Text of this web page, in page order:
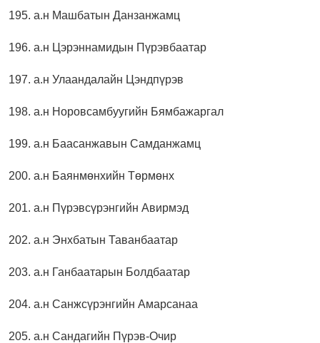
195. а.н Машбатын Данзанжамц
196. а.н Цэрэннамидын Пүрэвбаатар
197. а.н Улаандалайн Цэндпүрэв
198. а.н Норовсамбуугийн Бямбажаргал
199. а.н Баасанжавын Самданжамц
200. а.н Баянмөнхийн Төрмөнх
201. а.н Пүрэвсүрэнгийн Авирмэд
202. а.н Энхбатын Таванбаатар
203. а.н Ганбаатарын Болдбаатар
204. а.н Санжсүрэнгийн Амарсанаа
205. а.н Сандагийн Пүрэв-Очир